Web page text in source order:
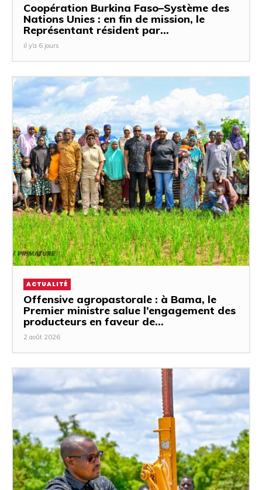
Coopération Burkina Faso–Système des
Nations Unies : en fin de mission, le
Représentant résident par...
il y'a 6 jours
ACTUALITÉ
Offensive agropastorale : à Bama, le
Premier ministre salue l’engagement des
producteurs en faveur de...
2 août 2026